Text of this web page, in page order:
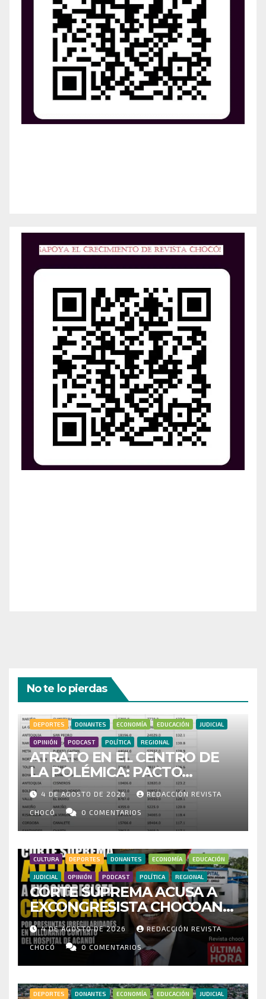
No te lo pierdas
DEPORTES DONANTES ECONOMÍA EDUCACIÓN JUDICIAL
OPINIÓN PODCAST POLÍTICA REGIONAL
ATRATO EN EL CENTRO DE
LA POLÉMICA: PACTO
HISTÓRICO CUESTIONA
CENSO ELECTORAL Y PIDE
INVESTIGAR PRESUNTO
FRAUDE
4 DE AGOSTO DE 2026 REDACCIÓN REVISTA
CHOCÓ 0 COMENTARIOS
CULTURA DEPORTES DONANTES ECONOMÍA EDUCACIÓN
JUDICIAL OPINIÓN PODCAST POLÍTICA REGIONAL
CORTE SUPREMA ACUSA A
EXCONGRESISTA CHOCOANO
POR PRESUNTAS
IRREGULARIDADES EN
MILLONARIO CONTRATO DEL
HOSPITAL DE ACANDÍ
4 DE AGOSTO DE 2026 REDACCIÓN REVISTA
CHOCÓ 0 COMENTARIOS
DEPORTES DONANTES ECONOMÍA EDUCACIÓN JUDICIAL